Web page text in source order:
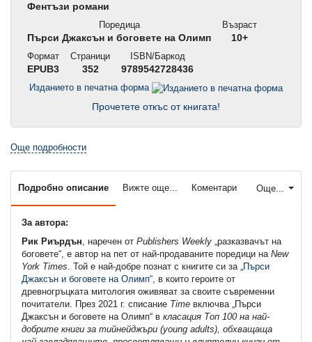
Фентъзи романи
Поредица
Пърси Джаксън и боговете на Олимп
Възраст
10+
Формат
EPUB3
Страници
352
ISBN/Баркод
9789542728436
Изданието в печатна форма
Прочетете откъс от книгата!
Още подробности
Още...
Подробно описание Вижте още... Коментари
За автора:
Рик Риърдън , наречен от Publishers Weekly „разказвачът на
боговете“, е автор на пет от най-продаваните поредици на New
York Times . Той е най-добре познат с книгите си за „Пърси
Джаксън и боговете на Олимп“ , в които героите от
древногръцката митология оживяват за своите съвременни
почитатели. През 2021 г. списание Time включва „Пърси
Джаксън и боговете на Олимп“ в класация Топ 100 на най-
добрите книги за тийнейджъри (young adults), обхващаща